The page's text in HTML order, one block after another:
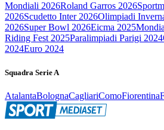
Mondiali 2026Roland Garros 2026
2026Scudetto Inter 2026Olimpiadi
2026Super Bowl 2026Eicma 2025
Riding Fest 2025Paralimpiadi Parigi 2024
2024Euro 2024
Squadra Serie A
AtalantaBolognaCagliariComoFiorentina